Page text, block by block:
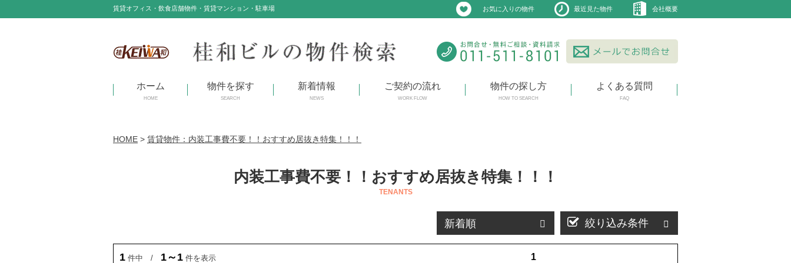
賃貸オフィス・飲食店舗物件・賃貸マンション・駐車場 お気に入りの物件 最近見た物件 会社概要
ホーム
HOME
物件を探す
SEARCH
新着情報
NEWS
ご契約の流れ
WORK FLOW
物件の探し方
HOW TO SEARCH
よくある質問
FAQ
HOME > 賃貸物件：内装工事費不要！！おすすめ居抜き特集！！！
内装工事費不要！！おすすめ居抜き特集！！！
TENANTS
絞り込み条件
1 件中 / 1～1 件を表示 1